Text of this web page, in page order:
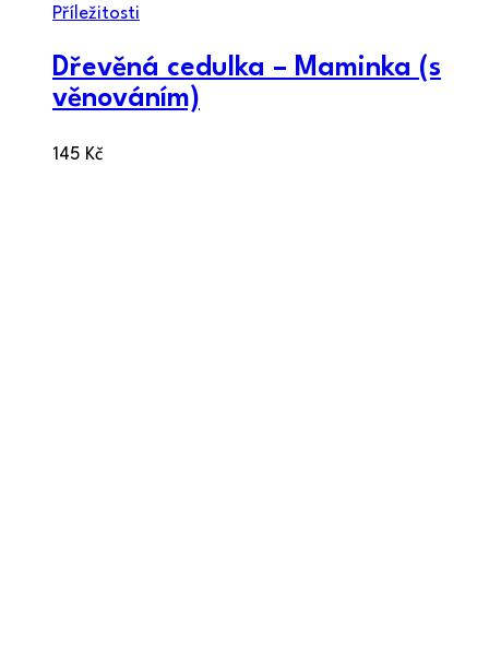
Příležitosti
Dřevěná cedulka – Maminka (s
věnováním)
145 Kč